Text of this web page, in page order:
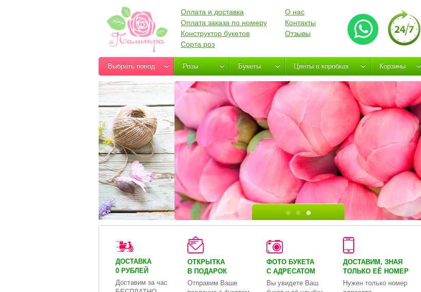
Оплата и доставка
Оплата заказа по номеру
Конструктор букетов
Сорта роз
О нас
Контакты
Отзывы
Выбрать повод Розы Букеты Цветы в коробках Корзины
ДОСТАВКА
0 РУБЛЕЙ
Доставим за час
ОТКРЫТКА
В ПОДАРОК
Отправим Ваше
ФОТО БУКЕТА
С АДРЕСАТОМ
Вы увидете Ваш
ДОСТАВИМ, ЗНАЯ
ТОЛЬКО ЕЁ НОМЕР
Нужен только номер